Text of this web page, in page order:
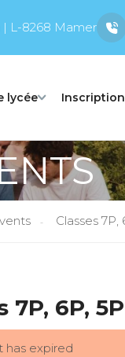
| L-8268 Mamer
lycée
Classes
7P, 6P,
has expired